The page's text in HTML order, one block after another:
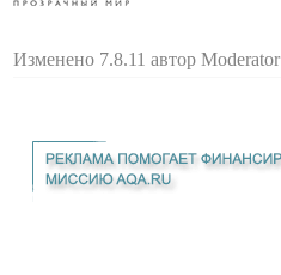
Изменено 7.8.11 автор Moderator